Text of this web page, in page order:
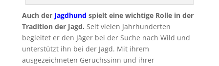
Auch der Jagdhund spielt eine wichtige Rolle in der
Tradition der Jagd. Seit vielen Jahrhunderten
begleitet er den Jäger bei der Suche nach Wild und
unterstützt ihn bei der Jagd. Mit ihrem
ausgezeichneten Geruchssinn und ihrer